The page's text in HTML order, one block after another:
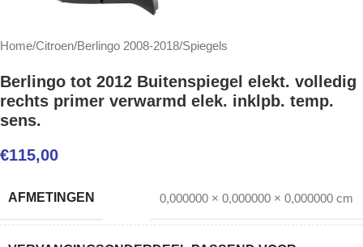
Home/Citroen/Berlingo 2008-2018/Spiegels
Berlingo tot 2012 Buitenspiegel elekt. volledig
rechts primer verwarmd elek. inklpb. temp.
sens.
€115,00
AFMETINGEN 0,000000 × 0,000000 × 0,000000 cm